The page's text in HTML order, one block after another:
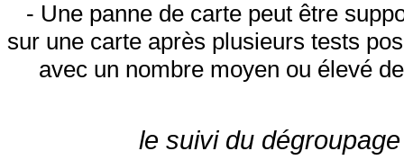
- Une panne de carte peut être
sur une carte après plusieurs tests
avec un nombre moyen ou élevé
le suivi du